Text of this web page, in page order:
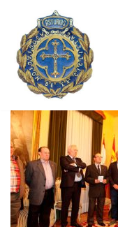
Saltar
al
contenido